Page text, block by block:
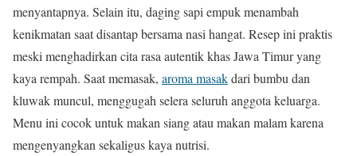
menyantapnya. Selain itu, daging sapi empuk menambah
kenikmatan saat disantap bersama nasi hangat. Resep ini praktis
meski menghadirkan cita rasa autentik khas Jawa Timur yang
kaya rempah. Saat memasak, aroma masakdari bumbu dan
kluwak muncul, menggugah selera seluruh anggota keluarga.
Menu ini cocok untuk makan siang atau makan malam karena
mengenyangkan sekaligus kaya nutrisi.